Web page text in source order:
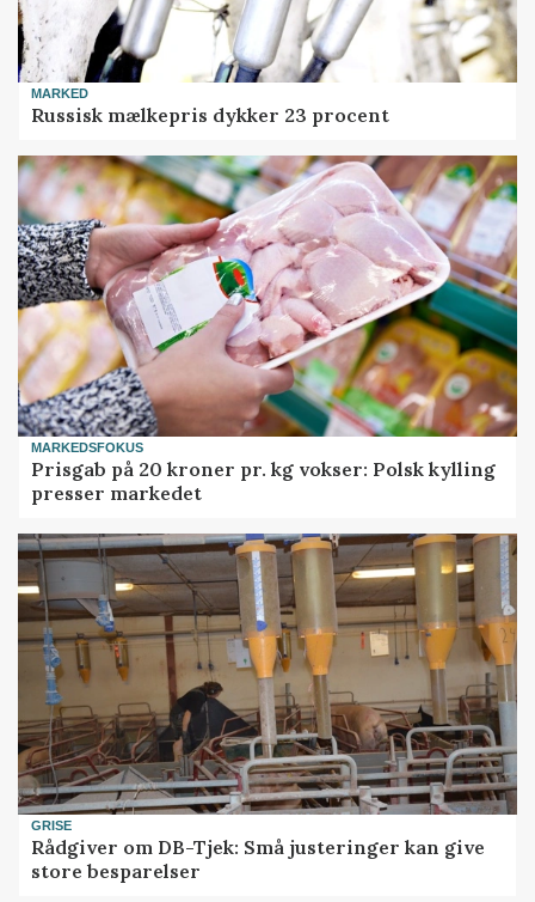
MARKED
Russisk mælkepris dykker 23 procent
MARKEDSFOKUS
Prisgab på 20 kroner pr. kg vokser: Polsk kylling
presser markedet
GRISE
Rådgiver om DB-Tjek: Små justeringer kan give
store besparelser